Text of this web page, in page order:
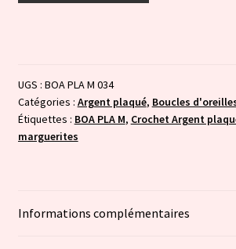
jaune
UGS : BOA PLA M 034
Catégories : Argent plaqué, Boucles
Étiquettes : BOA PLA M, Crochet Argent
marguerites
Informations complémentaires